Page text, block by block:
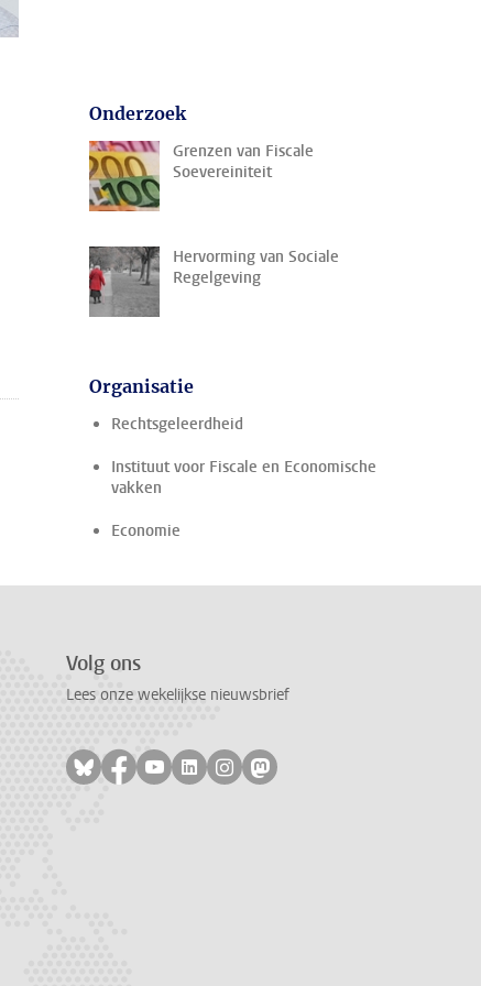
Onderzoek
Grenzen van Fiscale
Soevereiniteit
Hervorming van Sociale
Regelgeving
Organisatie
Rechtsgeleerdheid
Instituut voor Fiscale en Economische
vakken
Economie
Volg ons
Lees onze wekelijkse nieuwsbrief
Volg ons op bluesky
Volg ons op facebook
Volg ons op youtube
Volg ons op linkedin
Volg ons op instagram
Volg ons op mastodon